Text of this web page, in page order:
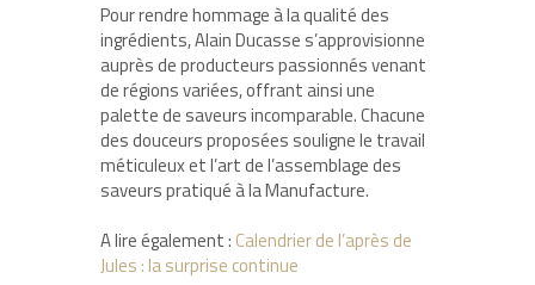
Pour rendre hommage à la qualité des
ingrédients, Alain Ducasse s’approvisionne
auprès de producteurs passionnés venant
de régions variées, offrant ainsi une
palette de saveurs incomparable. Chacune
des douceurs proposées souligne le travail
méticuleux et l’art de l’assemblage des
saveurs pratiqué à la Manufacture.
A lire également : Calendrier de l’après de
Jules : la surprise continue